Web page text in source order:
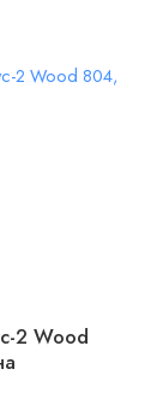
2 Wood